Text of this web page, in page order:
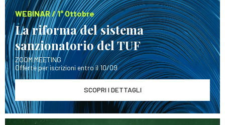
WEBINAR / 1° Ottobre
La riforma del sistema
sanzionatorio del TUF
ZOOM MEETING
Offerte per iscrizioni entro il 10/09
SCOPRI I DETTAGLI